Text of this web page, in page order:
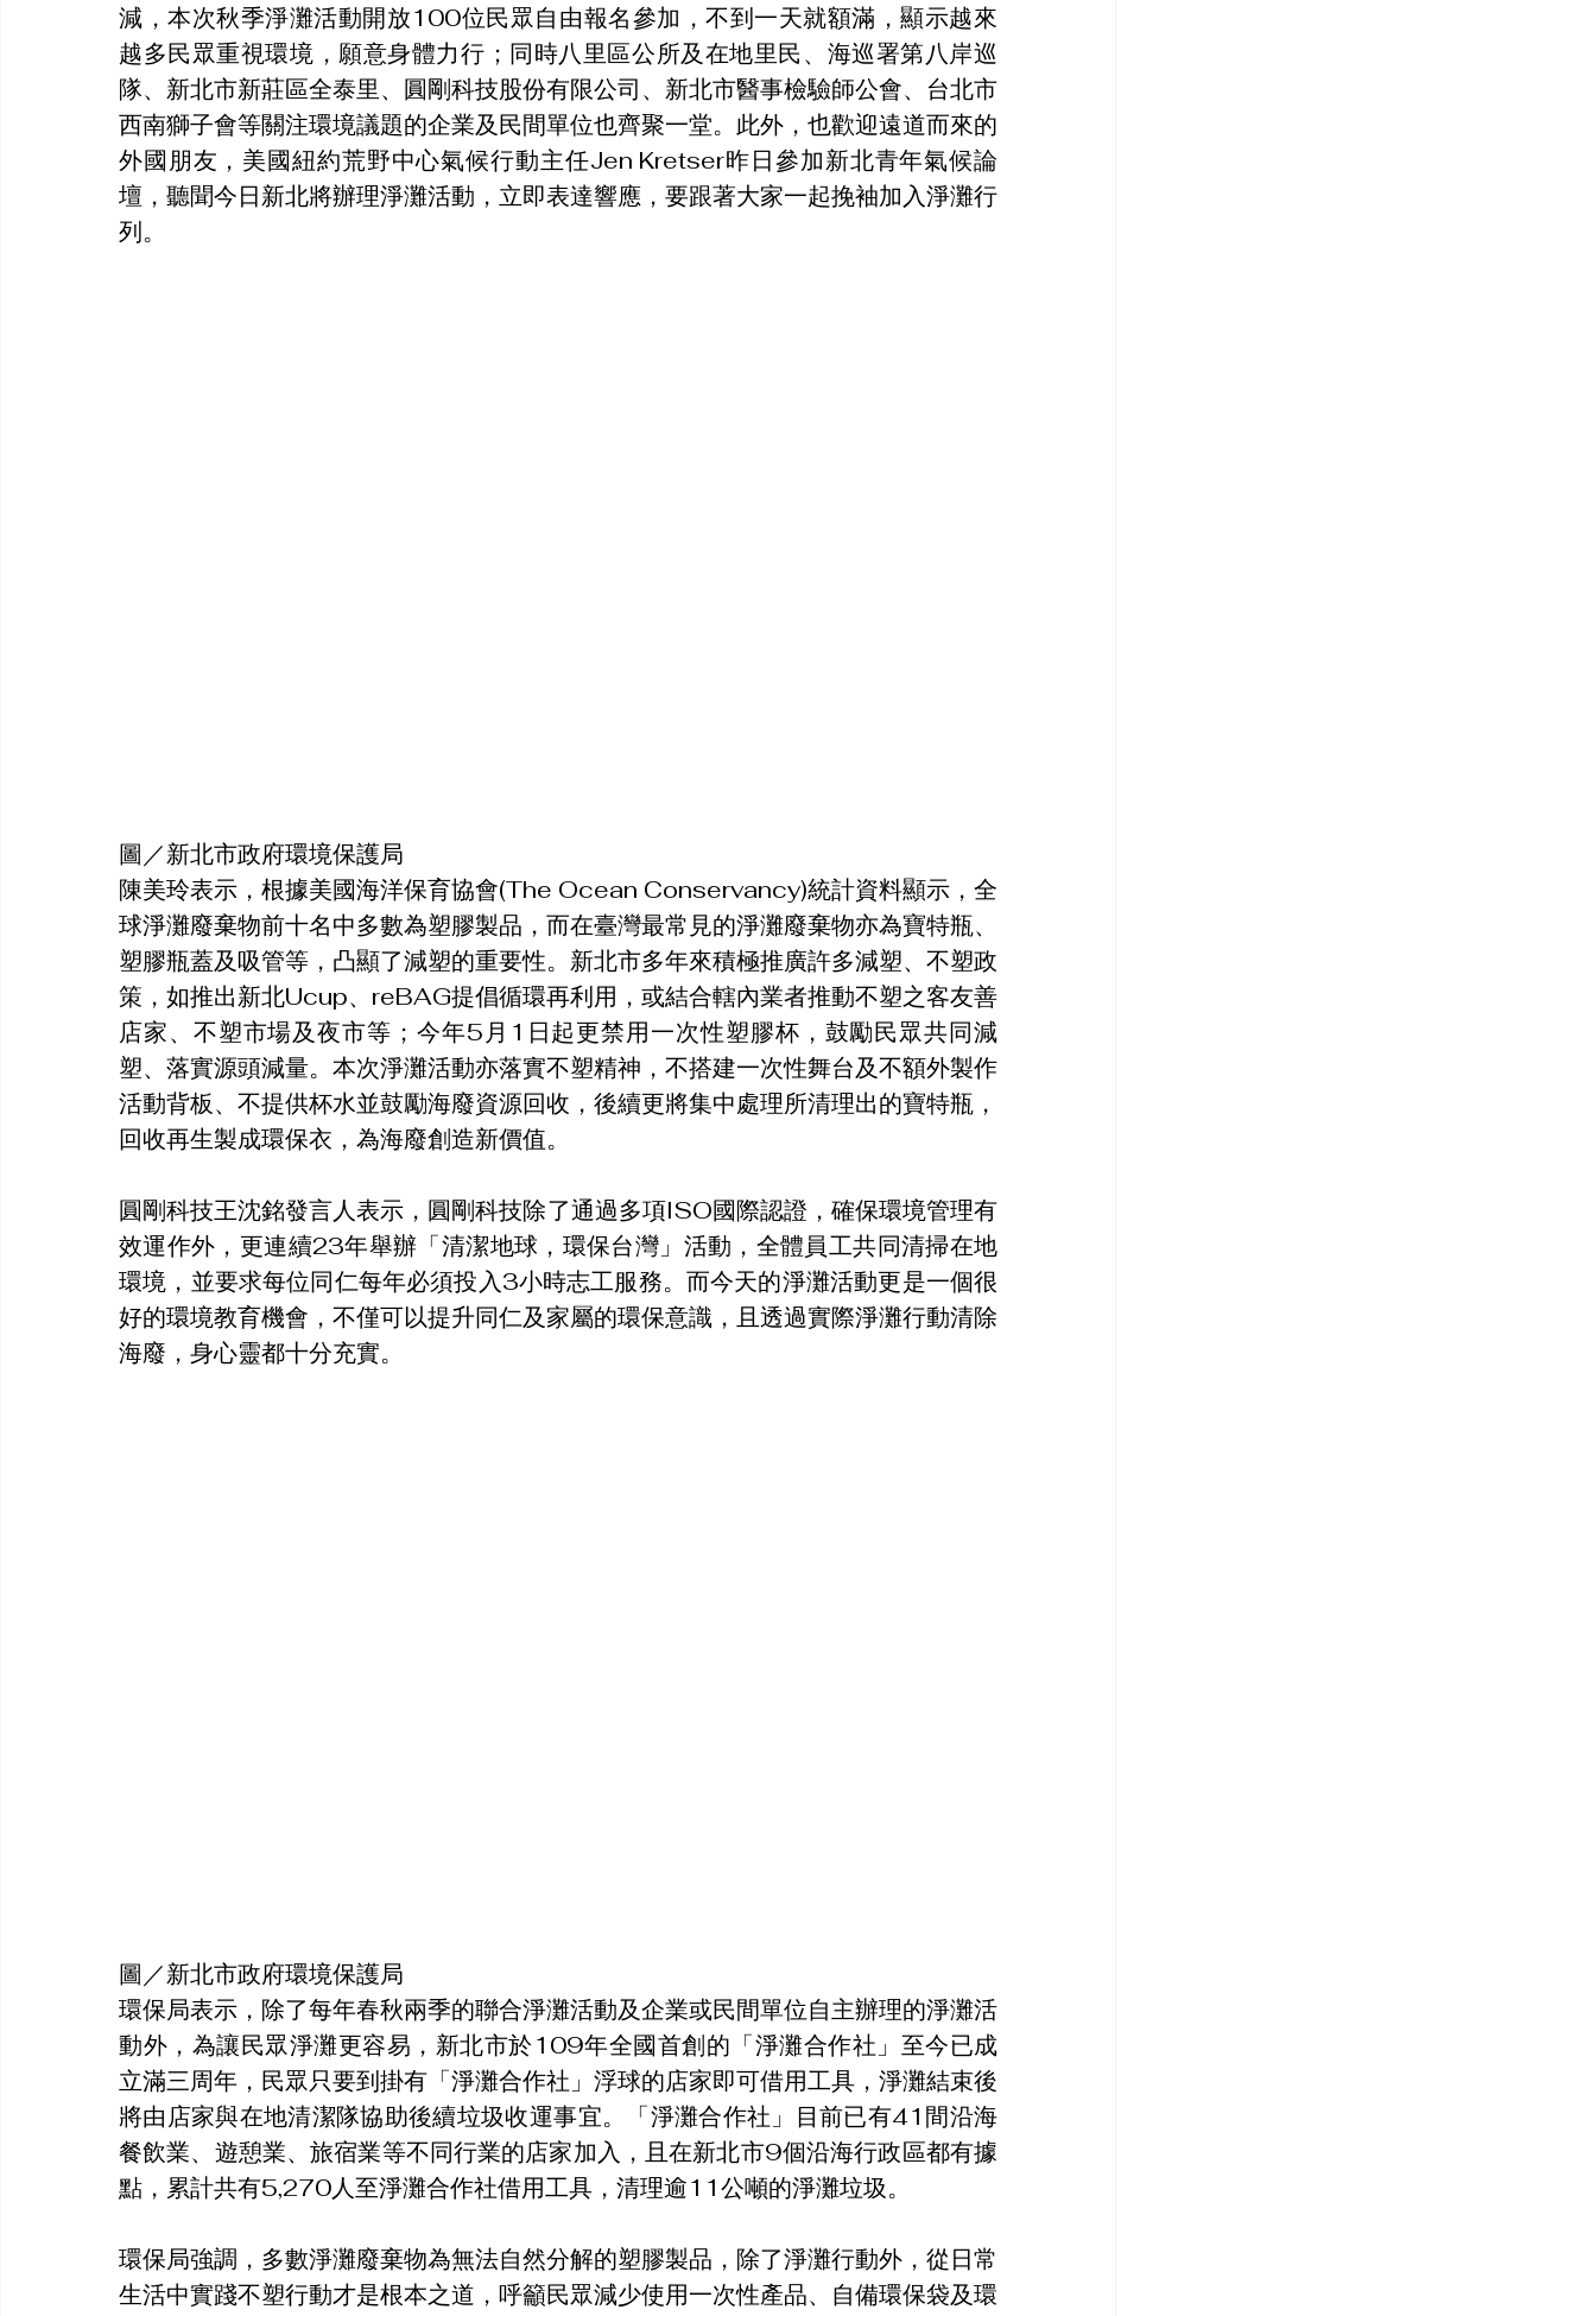
減，本次秋季淨灘活動開放100位民眾自由報名參加，不到一天就額滿，顯示越來
越多民眾重視環境，願意身體力行；同時八里區公所及在地里民、海巡署第八岸巡
隊、新北市新莊區全泰里、圓剛科技股份有限公司、新北市醫事檢驗師公會、台北市
西南獅子會等關注環境議題的企業及民間單位也齊聚一堂。此外，也歡迎遠道而來的
外國朋友，美國紐約荒野中心氣候行動主任Jen Kretser昨日參加新北青年氣候論
壇，聽聞今日新北將辦理淨灘活動，立即表達響應，要跟著大家一起挽袖加入淨灘行
列。
圖／新北市政府環境保護局
陳美玲表示，根據美國海洋保育協會(The Ocean Conservancy)統計資料顯示，全
球淨灘廢棄物前十名中多數為塑膠製品，而在臺灣最常見的淨灘廢棄物亦為寶特瓶、
塑膠瓶蓋及吸管等，凸顯了減塑的重要性。新北市多年來積極推廣許多減塑、不塑政
策，如推出新北Ucup、reBAG提倡循環再利用，或結合轄內業者推動不塑之客友善
店家、不塑市場及夜市等；今年5月1日起更禁用一次性塑膠杯，鼓勵民眾共同減
塑、落實源頭減量。本次淨灘活動亦落實不塑精神，不搭建一次性舞台及不額外製作
活動背板、不提供杯水並鼓勵海廢資源回收，後續更將集中處理所清理出的寶特瓶，
回收再生製成環保衣，為海廢創造新價值。
圓剛科技王沈銘發言人表示，圓剛科技除了通過多項ISO國際認證，確保環境管理有
效運作外，更連續23年舉辦「清潔地球，環保台灣」活動，全體員工共同清掃在地
環境，並要求每位同仁每年必須投入3小時志工服務。而今天的淨灘活動更是一個很
好的環境教育機會，不僅可以提升同仁及家屬的環保意識，且透過實際淨灘行動清除
海廢，身心靈都十分充實。
圖／新北市政府環境保護局
環保局表示，除了每年春秋兩季的聯合淨灘活動及企業或民間單位自主辦理的淨灘活
動外，為讓民眾淨灘更容易，新北市於109年全國首創的「淨灘合作社」至今已成
立滿三周年，民眾只要到掛有「淨灘合作社」浮球的店家即可借用工具，淨灘結束後
將由店家與在地清潔隊協助後續垃圾收運事宜。「淨灘合作社」目前已有41間沿海
餐飲業、遊憩業、旅宿業等不同行業的店家加入，且在新北市9個沿海行政區都有據
點，累計共有5,270人至淨灘合作社借用工具，清理逾11公噸的淨灘垃圾。
環保局強調，多數淨灘廢棄物為無法自然分解的塑膠製品，除了淨灘行動外，從日常
生活中實踐不塑行動才是根本之道，呼籲民眾減少使用一次性產品、自備環保袋及環